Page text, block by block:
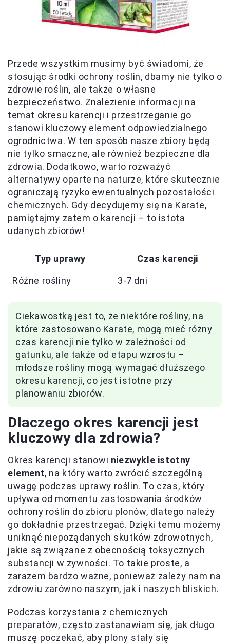
Przede wszystkim musimy być świadomi, że
stosując środki ochrony roślin, dbamy nie tylko o
zdrowie roślin, ale także o własne
bezpieczeństwo. Znalezienie informacji na
temat okresu karencji i przestrzeganie go
stanowi kluczowy element odpowiedzialnego
ogrodnictwa. W ten sposób nasze zbiory będą
nie tylko smaczne, ale również bezpieczne dla
zdrowia. Dodatkowo, warto rozważyć
alternatywy oparte na naturze, które skutecznie
ograniczają ryzyko ewentualnych pozostałości
chemicznych. Gdy decydujemy się na Karate,
pamiętajmy zatem o karencji – to istota
udanych zbiorów!
Typ uprawy Czas karencji
Różne rośliny 3-7 dni
Ciekawostką jest to, że niektóre rośliny, na
które zastosowano Karate, mogą mieć różny
czas karencji nie tylko w zależności od
gatunku, ale także od etapu wzrostu –
młodsze rośliny mogą wymagać dłuższego
okresu karencji, co jest istotne przy
planowaniu zbiorów.
Dlaczego okres karencji jest
kluczowy dla zdrowia?
Okres karencji stanowi niezwykle istotny
element, na który warto zwrócić szczególną
uwagę podczas uprawy roślin. To czas, który
upływa od momentu zastosowania środków
ochrony roślin do zbioru plonów, dlatego należy
go dokładnie przestrzegać. Dzięki temu możemy
uniknąć niepożądanych skutków zdrowotnych,
jakie są związane z obecnością toksycznych
substancji w żywności. To takie proste, a
zarazem bardzo ważne, ponieważ zależy nam na
zdrowiu zarówno naszym, jak i naszych bliskich.
Podczas korzystania z chemicznych
preparatów, często zastanawiam się, jak długo
muszę poczekać, aby plony stały się